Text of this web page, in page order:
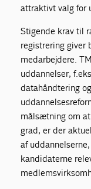
attraktivt valg for
Stigende krav til
registrering giver
medarbejdere.
uddannelser,
datahåndtering
målsætning om
grad, er der
af
kandidaterne